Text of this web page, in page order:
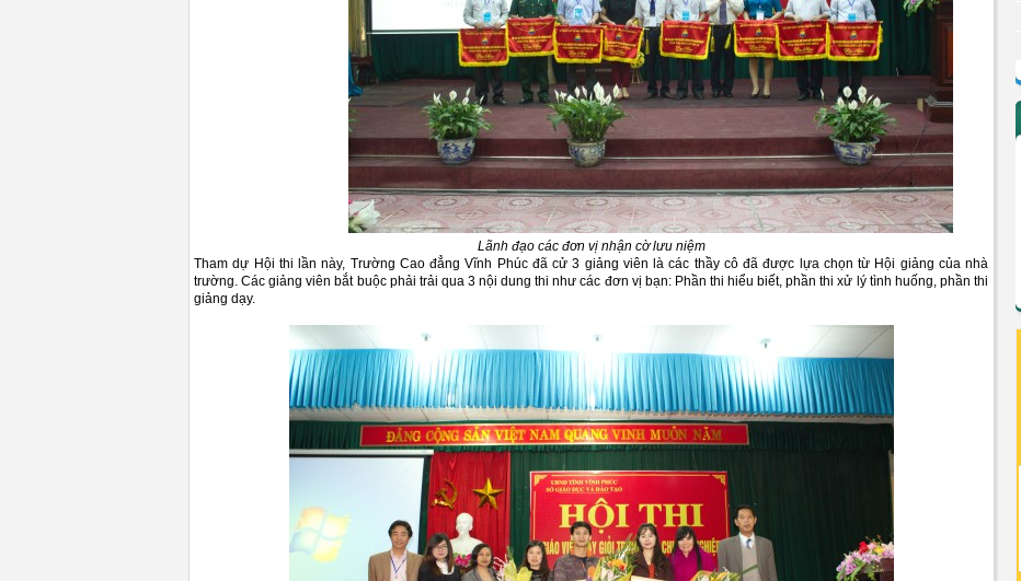
Lãnh đạo các đơn vị nhận cờ lưu niệm
Tham dự Hội thi lần này, Trường Cao đẳng Vĩnh Phúc đã cử 3 giảng viên là các thầy cô đã được lựa chọn từ Hội giảng của nhà
trường. Các giảng viên bắt buộc phải trải qua 3 nội dung thi như các đơn vị bạn: Phần thi hiểu biết, phần thi xử lý tình huống, phần thi
giảng dạy.